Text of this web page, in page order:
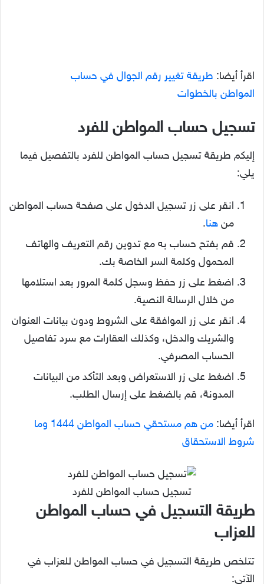
اقرأ أيضا: طريقة تغيير رقم الجوال في حساب
المواطن بالخطوات
تسجيل حساب المواطن للفرد
إليكم طريقة تسجيل حساب المواطن للفرد بالتفصيل فيما
يلي:
انقر على زر تسجيل الدخول على صفحة حساب المواطن
من هنا.
قم بفتح حساب به مع تدوين رقم التعريف والهاتف
المحمول وكلمة السر الخاصة بك.
اضغط على زر حفظ وسجل كلمة المرور بعد استلامها
من خلال الرسالة النصية.
انقر على زر الموافقة على الشروط ودون بيانات العنوان
والشريك والدخل، وكذلك العقارات مع سرد تفاصيل
الحساب المصرفي.
اضغط على زر الاستعراض وبعد التأكد من البيانات
المدونة، قم بالضغط على إرسال الطلب.
اقرأ أيضا:
من هم مستحقي حساب المواطن 1444 وما
شروط الاستحقاق
تسجيل حساب المواطن للفرد
طريقة التسجيل في حساب المواطن
للعزاب
تتلخص طريقة التسجيل في حساب المواطن للعزاب في
الآتي: